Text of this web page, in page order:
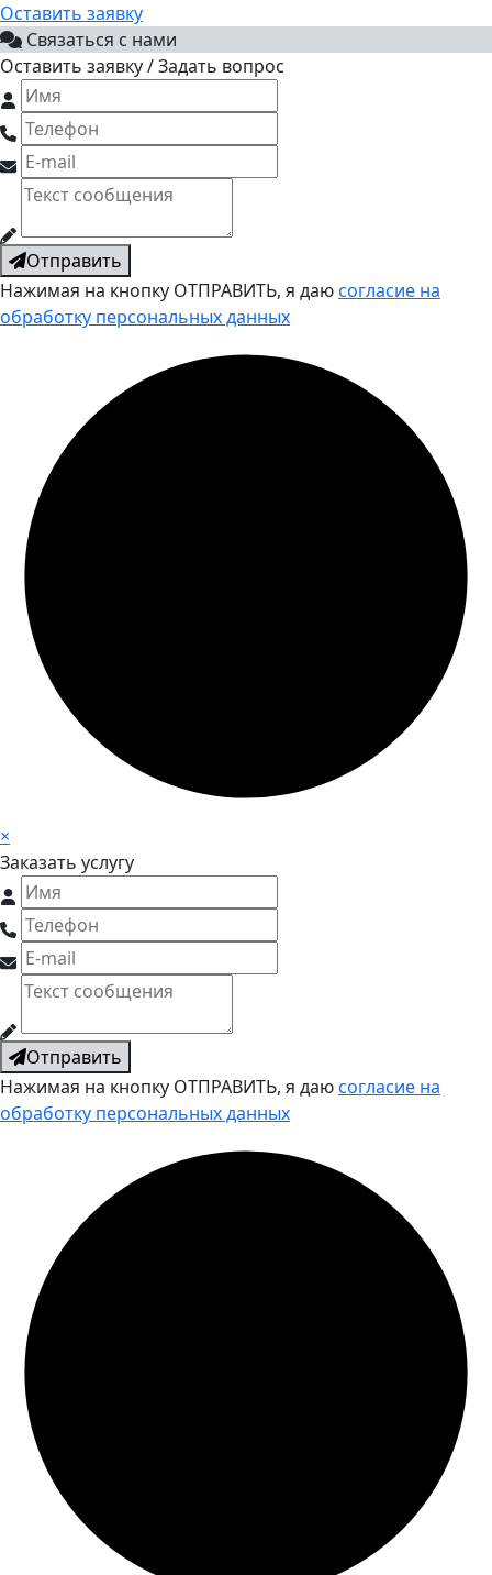
Оставить заявку
Связаться с нами
Оставить заявку / Задать вопрос
Отправить
Нажимая на кнопку ОТПРАВИТЬ, я даюсогласие на
обработку персональных данных
×
Заказать услугу
Отправить
Нажимая на кнопку ОТПРАВИТЬ, я даюсогласие на
обработку персональных данных